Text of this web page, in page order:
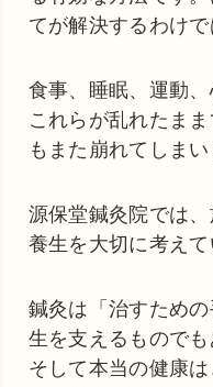
てが解決するわけで
食事、睡眠、運動、
これらが乱れたま
もまた崩れてしまい
源保堂鍼灸院では
養生を大切に考えて
鍼灸は「治すため
生を支えるものでも
そして本当の健康